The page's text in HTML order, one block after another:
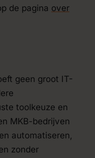
de pagina over
geen groot IT-
toolkeuze en
MKB-bedrijven
automatiseren,
zonder